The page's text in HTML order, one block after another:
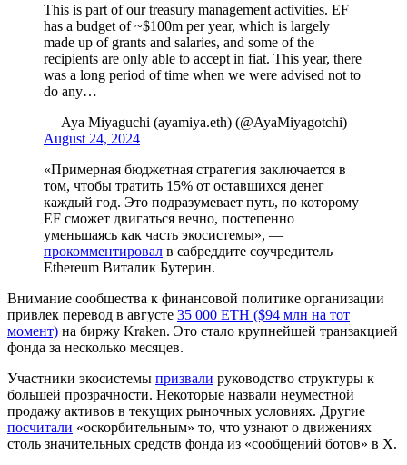
This is part of our treasury management activities. EF
has a budget of ~$100m per year, which is largely
made up of grants and salaries, and some of the
recipients are only able to accept in fiat. This year, there
was a long period of time when we were advised not to
do any…
— Aya Miyaguchi (ayamiya.eth) (@AyaMiyagotchi)
August 24, 2024
«Примерная бюджетная стратегия заключается в
том, чтобы тратить 15% от оставшихся денег
каждый год. Это подразумевает путь, по которому
EF сможет двигаться вечно, постепенно
уменьшаясь как часть экосистемы», —
прокомментировал в сабреддите соучредитель
Ethereum Виталик Бутерин.
Внимание сообщества к финансовой политике организации
привлек перевод в августе 35 000 ETH ($94 млн на тот
момент) на биржу Kraken. Это стало крупнейшей транзакцией
фонда за несколько месяцев.
Участники экосистемы призвали руководство структуры к
большей прозрачности. Некоторые назвали неуместной
продажу активов в текущих рыночных условиях. Другие
посчитали «оскорбительным» то, что узнают о движениях
столь значительных средств фонда из «сообщений ботов» в X.